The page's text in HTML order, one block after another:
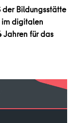
der Bildungsstätte
im digitalen
für das